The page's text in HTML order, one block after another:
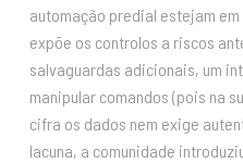
automação predial estejam
expõe os controlos a riscos
salvaguardas adicionais, um
manipular comandos (pois na
cifra os dados nem exige
lacuna, a comunidade